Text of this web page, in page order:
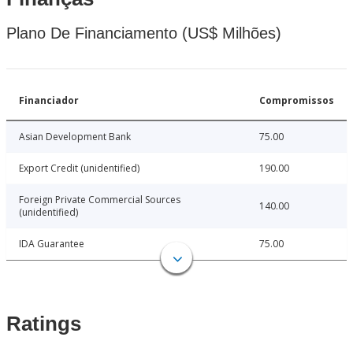
Plano De Financiamento (US$ Milhões)
Financiador Compromissos
Asian Development Bank 75.00
Export Credit (unidentified) 190.00
Foreign Private Commercial Sources
(unidentified)
140.00
IDA Guarantee 75.00
Ratings